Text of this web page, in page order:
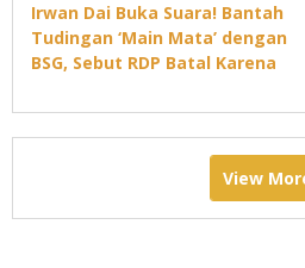
Irwan Dai Buka Suara! Bantah
Tudingan ‘Main Mata’ dengan
BSG, Sebut RDP Batal Karena
View